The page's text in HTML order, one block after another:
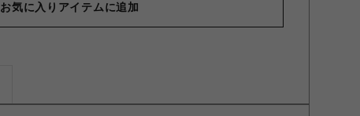
お気に入りアイテムに追加